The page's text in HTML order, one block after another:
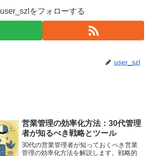
user_szlをフォローする
user_szl
営業管理の効率化方法：30代管理
者が知るべき戦略とツール
30代の営業管理者が知っておくべき営業
管理の効率化方法を解説します。戦略的